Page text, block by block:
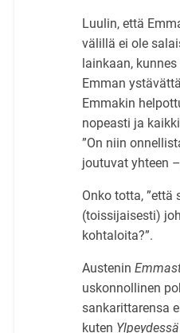
Luulin, että
välillä ei ole
lainkaan,
Emman
Emmakin
nopeasti ja
”On niin
joutuvat yhteen
Onko totta,
(toissijaisesti)
kohtaloita?”.
Austenin
uskonnollinen
sankarittarensa
kuten